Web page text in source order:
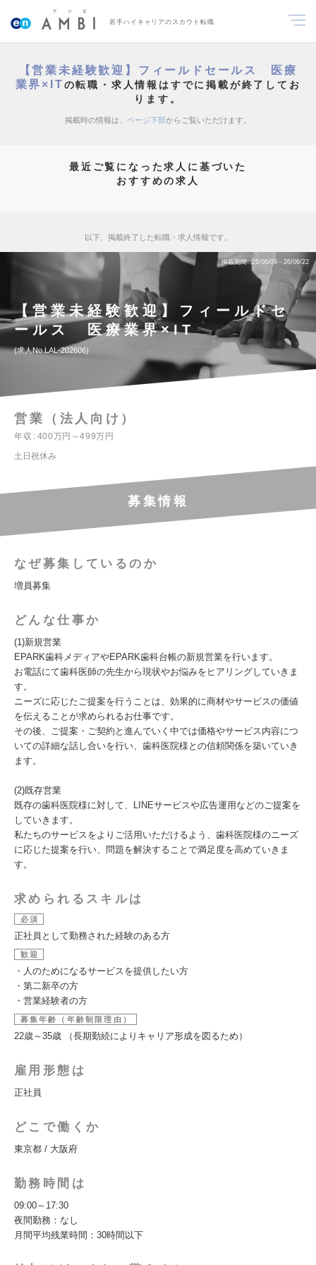
若手ハイキャリアのスカウト転職
【営業未経験歓迎】フィールドセールス 医療
業界×ITの転職・求人情報はすでに掲載が終了してお
ります。
掲載時の情報は、 ページ下部からご覧いただけます。
最近ご覧になった求人に基づいた
おすすめの求人
以下、掲載終了した転職・求人情報です。
掲載期間 26/06/09～26/06/22
【営業未経験歓迎】フィールドセ
ールス 医療業界×IT
求人No.LAL-202606
営業（法人向け）
年収
400万円～499万円
土日祝休み
募集情報
なぜ募集しているのか
増員募集
どんな仕事か
(1)新規営業
EPARK歯科メディアやEPARK歯科台帳の新規営業を行います。
お電話にて歯科医師の先生から現状やお悩みをヒアリングしていきま
す。
ニーズに応じたご提案を行うことは、効果的に商材やサービスの価値
を伝えることが求められるお仕事です。
その後、ご提案・ご契約と進んでいく中では価格やサービス内容につ
いての詳細な話し合いを行い、歯科医院様との信頼関係を築いていき
ます。
(2)既存営業
既存の歯科医院様に対して、LINEサービスや広告運用などのご提案を
していきます。
私たちのサービスをよりご活用いただけるよう、歯科医院様のニーズ
に応じた提案を行い、問題を解決することで満足度を高めていきま
す。
求められるスキルは
必須
正社員として勤務された経験のある方
歓迎
・人のためになるサービスを提供したい方
・第二新卒の方
・営業経験者の方
募集年齢（年齢制限理由）
22歳～35歳 （長期勤続によりキャリア形成を図るため）
雇用形態は
正社員
どこで働くか
東京都 / 大阪府
勤務時間は
09:00～17:30
夜間勤務：なし
月間平均残業時間：30時間以下